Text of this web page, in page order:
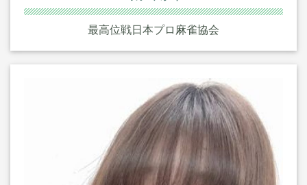
最高位戦日本プロ麻雀協会